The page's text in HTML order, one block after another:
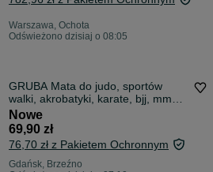
Warszawa, Ochota
Odświeżono dzisiaj o 08:05
GRUBA Mata do judo, sportów
walki, akrobatyki, karate, bjj, mma,
piankowa puzzle 4cm XXL duża
1x1m tatami
Nowe
69,90 zł
76,70 zł z Pakietem Ochronnym
Gdańsk, Brzeźno